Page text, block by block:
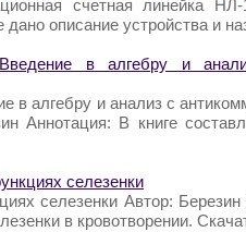
счетная линейка
дано описание устройства и
в алгебру и
в алгебру и анализ с
Аннотация: В книге
селезенки
селезенки Автор:
в кровотворении.